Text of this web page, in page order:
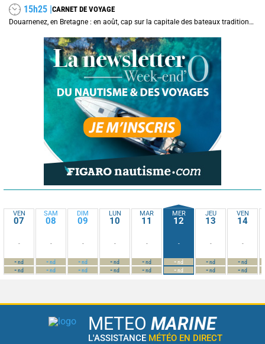
15h25 |CARNET DE VOYAGE
Douarnenez, en Bretagne : en août, cap sur la capitale des bateaux traditionnels et de la sardine
VEN
07
-
-nd
-nd
SAM
08
-
-nd
-nd
DIM
09
-
-nd
-nd
LUN
10
-
-nd
-nd
MAR
11
-
-nd
-nd
MER
12
-
-nd
-nd
JEU
13
-
-nd
-nd
VEN
14
-
-nd
-nd
METEO MARINE
L'ASSISTANCE MÉTÉO EN DIRECT